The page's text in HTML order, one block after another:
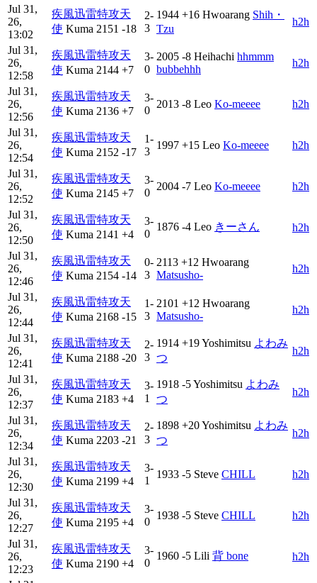
Jul 31,
26,
13:02
疾風迅雷特攻天
使 Kuma 2151 -18
2-
3
1944 +16 Hwoarang Shih・
Tzu
h2h
Jul 31,
26,
12:58
疾風迅雷特攻天
使 Kuma 2144 +7
3-
0
2005 -8 Heihachi hhmmm
bubbehhh
h2h
Jul 31,
26,
12:56
疾風迅雷特攻天
使 Kuma 2136 +7
3-
0
2013 -8 Leo Ko-meeee h2h
Jul 31,
26,
12:54
疾風迅雷特攻天
使 Kuma 2152 -17
1-
3
1997 +15 Leo Ko-meeee h2h
Jul 31,
26,
12:52
疾風迅雷特攻天
使 Kuma 2145 +7
3-
0
2004 -7 Leo Ko-meeee h2h
Jul 31,
26,
12:50
疾風迅雷特攻天
使 Kuma 2141 +4
3-
0
1876 -4 Leo きーさん h2h
Jul 31,
26,
12:46
疾風迅雷特攻天
使 Kuma 2154 -14
0-
3
2113 +12 Hwoarang
Matsusho-
h2h
Jul 31,
26,
12:44
疾風迅雷特攻天
使 Kuma 2168 -15
1-
3
2101 +12 Hwoarang
Matsusho-
h2h
Jul 31,
26,
12:41
疾風迅雷特攻天
使 Kuma 2188 -20
2-
3
1914 +19Yoshimitsu よわみ
つ
h2h
Jul 31,
26,
12:37
疾風迅雷特攻天
使 Kuma 2183 +4
3-
1
1918 -5Yoshimitsu よわみ
つ
h2h
Jul 31,
26,
12:34
疾風迅雷特攻天
使 Kuma 2203 -21
2-
3
1898 +20Yoshimitsu よわみ
つ
h2h
Jul 31,
26,
12:30
疾風迅雷特攻天
使 Kuma 2199 +4
3-
1
1933 -5 Steve CHILL h2h
Jul 31,
26,
12:27
疾風迅雷特攻天
使 Kuma 2195 +4
3-
0
1938 -5 Steve CHILL h2h
Jul 31,
26,
12:23
疾風迅雷特攻天
使 Kuma 2190 +4
3-
0
1960 -5 Lili 背 bone h2h